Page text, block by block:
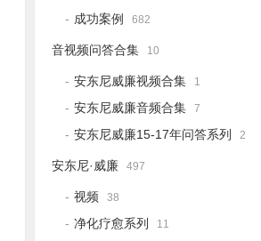
成功案例 682
音视频问答合集 10
安东尼威廉视频合集 1
安东尼威廉音频合集 7
安东尼威廉15-17年问答系列 2
安东尼·威廉 497
视频 38
净化疗愈系列 11